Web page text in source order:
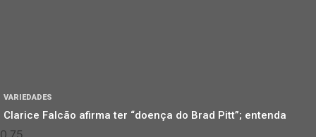
VARIEDADES
Clarice Falcão afirma ter “doença do Brad Pitt”; entenda